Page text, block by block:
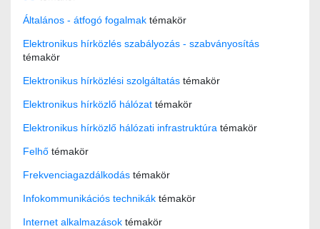
Általános - átfogó fogalmak témakör
Elektronikus hírközlés szabályozás - szabványosítás
témakör
Elektronikus hírközlési szolgáltatás témakör
Elektronikus hírközlő hálózat témakör
Elektronikus hírközlő hálózati infrastruktúra témakör
Felhő témakör
Frekvenciagazdálkodás témakör
Infokommunikációs technikák témakör
Internet alkalmazások témakör